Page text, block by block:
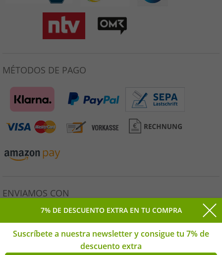
MÉTODOS DE PAGO
ENVIAMOS CON
Todos los precios incluyen el IVA legal. * Precio de venta
7% DE DESCUENTO EXTRA EN TU COMPRA
Suscríbete a nuestra newsletter y consigue tu 7% de
descuento extra